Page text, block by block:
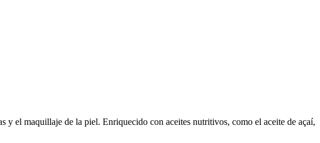
y el maquillaje de la piel. Enriquecido con aceites nutritivos, como el aceite de açaí,